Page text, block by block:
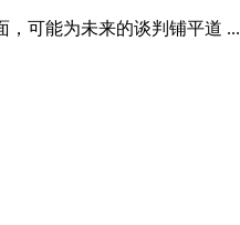
，可能为未来的谈判铺平道 ...